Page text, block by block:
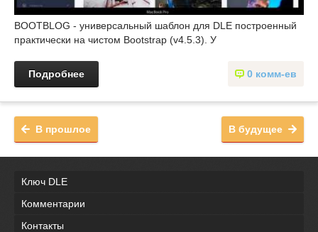
BOOTBLOG - универсальный шаблон для DLE построенный
практически на чистом Bootstrap (v4.5.3). У
0 комм-ев
Подробнее
В будущее
В прошлое
Ключ DLE
Комментарии
Контакты